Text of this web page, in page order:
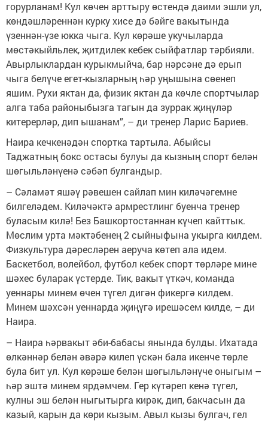
горурланам! Кул көчен арттыру өстендә даими эшли ул,
көндәшләреннән курку хисе дә бәйге вакытында
үзеннән-үзе юкка чыга. Кул көрәше укучыларда
мөстәкыйльлек, җитдилек кебек сыйфатлар тәрбияли.
Авырлыклардан курыкмыйча, бар нәрсәне дә ерып
чыга белүче егет-кызларның һәр уңышына сөенеп
яшим. Рухи яктан да, физик яктан да көчле спортчылар
алга таба районыбызга тагын да зуррак җиңүләр
китерерләр, дип ышанам”, – ди тренер Ларис Бариев.
Наира кечкенәдән спортка тартыла. Абыйсы
Таджатның бокс остасы булуы да кызның спорт белән
шөгыльләнүенә сәбәп булгандыр.
– Сәламәт яшәү рәвешен сайлап мин киләчәгемне
билгеләдем. Киләчәктә армрестлинг буенча тренер
буласым килә! Без Башкортостаннан күчеп кайттык.
Мөслим урта мәктәбенең 2 сыйныфына укырга килдем.
Физкультура дәресләрен аеруча көтеп ала идем.
Баскетбол, волейбол, футбол кебек спорт төрләре мине
шәхес буларак үстерде. Тик, вакыт үткәч, команда
уеннары минем өчен түгел дигән фикергә килдем.
Минем шәхсән уеннарда җиңүгә ирешәсем килде, – ди
Наира.
– Наира һәрвакыт әби-бабасы янында булды. Ихатада
өлкәннәр белән әвәрә килеп үскән бала икенче төрле
була бит ул. Кул көрәше белән шөгыльләнүче оныгым –
һәр эштә минем ярдәмчем. Гер күтәреп кенә түгел,
кулны эш белән ныгытырга кирәк, дип, бакчасын да
казый, карын да көри кызым. Авыл кызы булгач, гел